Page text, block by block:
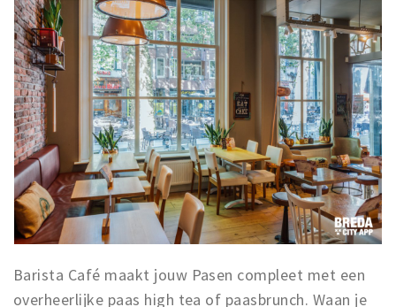
Barista Café maakt jouw Pasen compleet met een
overheerlijke paas high tea of paasbrunch. Waan je